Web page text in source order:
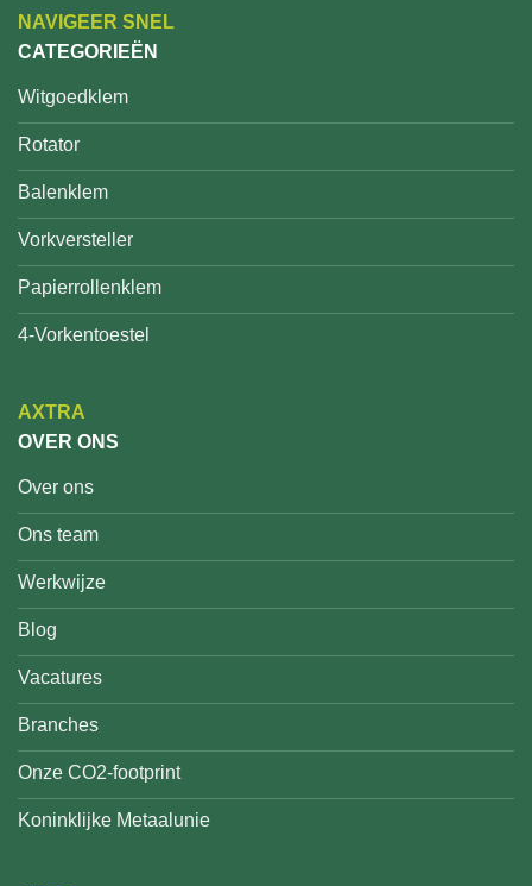
NAVIGEER SNEL
CATEGORIEËN
Witgoedklem
Rotator
Balenklem
Vorkversteller
Papierrollenklem
4-Vorkentoestel
AXTRA
OVER ONS
Over ons
Ons team
Werkwijze
Blog
Vacatures
Branches
Onze CO2-footprint
Koninklijke Metaalunie